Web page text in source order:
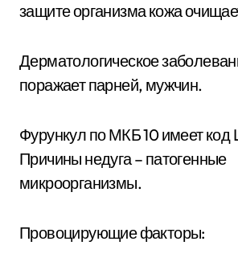
защите организма кожа
Дерматологическое
поражает парней, мужчин.
Фурункул по МКБ 10 имеет код
Причины недуга – патогенные
микроорганизмы.
Провоцирующие факторы: